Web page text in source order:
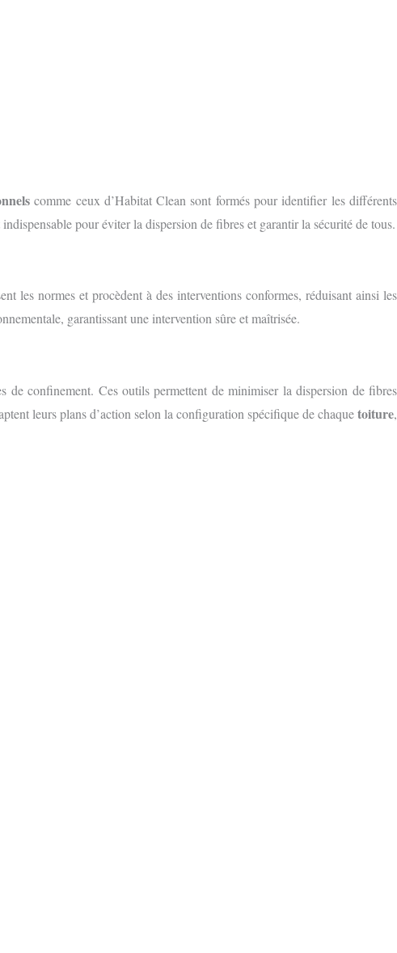
comme ceux d’Habitat Clean sont formés pour identifier les différents
pour éviter la dispersion de fibres et garantir la sécurité de tous.
les normes et procèdent à des interventions conformes, réduisant ainsi les
garantissant une intervention sûre et maîtrisée.
de confinement. Ces outils permettent de minimiser la dispersion de fibres
leurs plans d’action selon la configuration spécifique de chaquetoiture,